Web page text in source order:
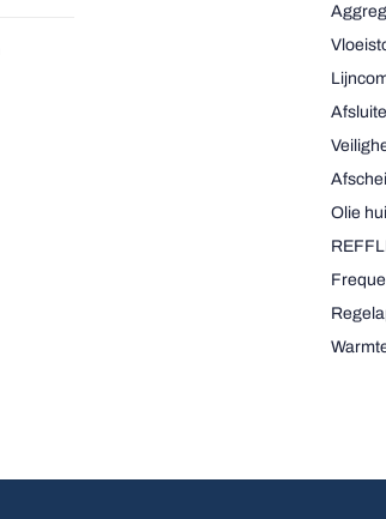
Olie